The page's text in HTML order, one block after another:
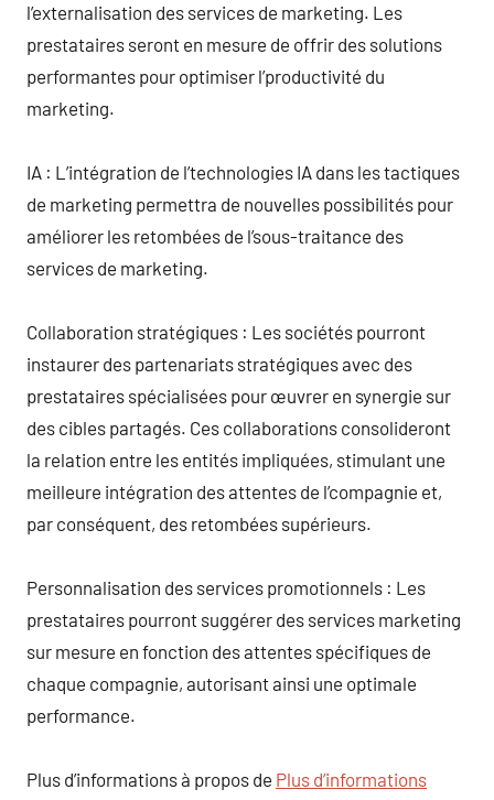
l’externalisation des services de marketing. Les
prestataires seront en mesure de offrir des solutions
performantes pour optimiser l’productivité du
marketing.
IA : L’intégration de l’technologies IA dans les tactiques
de marketing permettra de nouvelles possibilités pour
améliorer les retombées de l’sous-traitance des
services de marketing.
Collaboration stratégiques : Les sociétés pourront
instaurer des partenariats stratégiques avec des
prestataires spécialisées pour œuvrer en synergie sur
des cibles partagés. Ces collaborations consolideront
la relation entre les entités impliquées, stimulant une
meilleure intégration des attentes de l’compagnie et,
par conséquent, des retombées supérieurs.
Personnalisation des services promotionnels : Les
prestataires pourront suggérer des services marketing
sur mesure en fonction des attentes spécifiques de
chaque compagnie, autorisant ainsi une optimale
performance.
Plus d’informations à propos de Plus d’informations